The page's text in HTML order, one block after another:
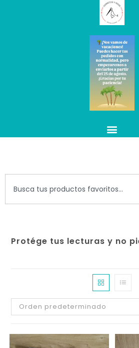
Protége tus lecturas y no
Orden predeterminado